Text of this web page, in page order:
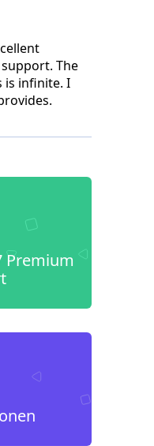
The
is infinite. I
Premium